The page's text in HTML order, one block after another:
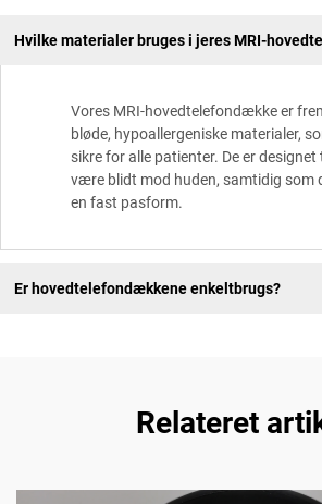
Hvilke materialer bruges i jeres MRI-
Vores MRI-hovedtelefondække er
bløde, hypoallergeniske materialer,
sikre for alle patienter. De er designet
være blidt mod huden, samtidig som
en fast pasform.
Er hovedtelefondækkene enkeltbrugs?
Relateret